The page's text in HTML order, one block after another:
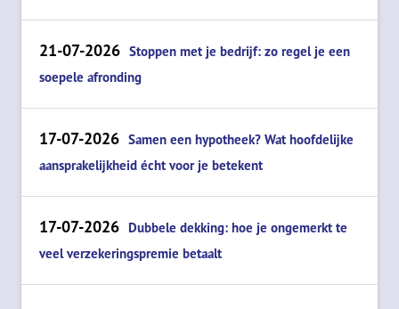
21-07-2026 Stoppen met je bedrijf: zo regel je een
soepele afronding
17-07-2026 Samen een hypotheek? Wat hoofdelijke
aansprakelijkheid écht voor je betekent
17-07-2026 Dubbele dekking: hoe je ongemerkt te
veel verzekeringspremie betaalt